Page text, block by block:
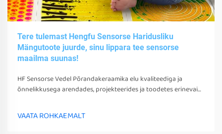
Tere tulemast Hengfu Sensorse Haridusliku
Mängutoote juurde, sinu lippara tee sensorse
maailma suunas!
HF Sensorse Vedel Põrandakeraamika elu kvaliteediga ja
õnnelikkusega arendades, projekteerides ja toodetes erinevaid
tunneid
VAATA ROHKAEMALT